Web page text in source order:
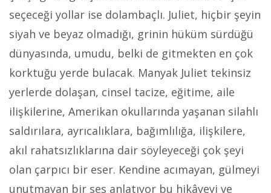
seçeceği yollar ise dolambaçlı. Juliet, hiçbir şeyin
siyah ve beyaz olmadığı, grinin hüküm sürdüğü
dünyasında, umudu, belki de gitmekten en çok
korktuğu yerde bulacak. Manyak Juliet tekinsiz
yerlerde dolaşan, cinsel tacize, eğitime, aile
ilişkilerine, Amerikan okullarında yaşanan silahlı
saldırılara, ayrıcalıklara, bağımlılığa, ilişkilere,
akıl rahatsızlıklarına dair söyleyeceği çok şeyi
olan çarpıcı bir eser. Kendine acımayan, gülmeyi
unutmayan bir ses anlatıyor bu hikâyeyi ve